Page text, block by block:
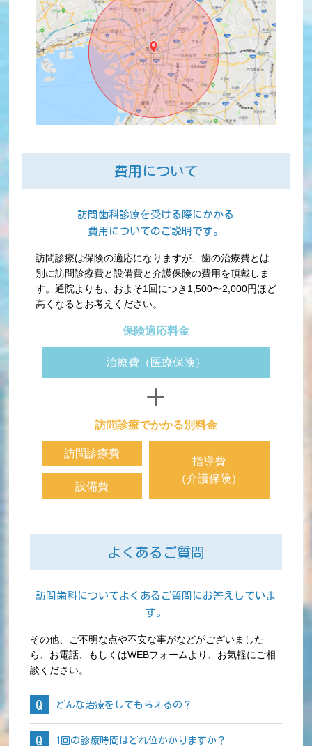
費用について
訪問歯科診療を受ける際にかかる
費用についてのご説明です。
訪問診療は保険の適応になりますが、歯の治療費とは
別に訪問診療費と設備費と介護保険の費用を頂戴しま
す。通院よりも、およそ1回につき1,500〜2,000円ほど
高くなるとお考えください。
保険適応料金
治療費 （医療保険）
訪問診療でかかる別料金
訪問診療費
指導費
（介護保険）
設備費
よくあるご質問
訪問歯科についてよくあるご質問にお答えしていま
す。
その他、ご不明な点や不安な事がなどがございました
ら、お電話、もしくはWEBフォームより、お気軽にご相
談ください。
どんな治療をしてもらえるの？
1回の診療時間はどれ位かかりますか？